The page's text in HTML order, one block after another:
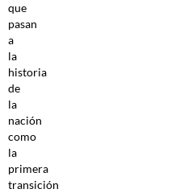
que
pasan
a
la
historia
de
la
nación
como
la
primera
transición